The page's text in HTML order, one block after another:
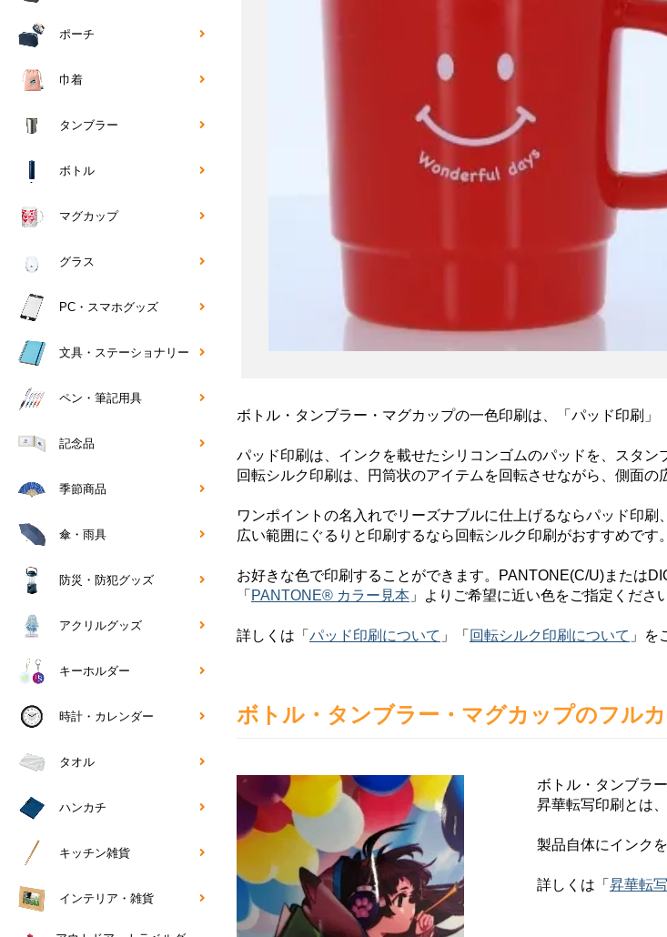
ポーチ
巾着
タンブラー
ボトル
マグカップ
グラス
PC・スマホグッズ
文具・ステーショナリー
ペン・筆記用具
記念品
季節商品
傘・雨具
防災・防犯グッズ
アクリルグッズ
キーホルダー
時計・カレンダー
タオル
ハンカチ
キッチン雑貨
インテリア・雑貨
ボトル・タンブラー・マグカップの一色印刷は、「パッド印刷」
パッド印刷は、インクを載せたシリコンゴムのパッドを、スタン
回転シルク印刷は、円筒状のアイテムを回転させながら、側面の
ワンポイントの名入れでリーズナブルに仕上げるならパッド印刷、
広い範囲にぐるりと印刷するなら回転シルク印刷がおすすめです。
お好きな色で印刷することができます。PANTONE(C/U)または
「 PANTONE® カラー見本 」よりご希望に近い色をご指定ください
詳しくは「 パッド印刷について 」「 回転シルク印刷について 」を
ボトル・タンブラー・マグカップのフル
ボトル・タンブラ
昇華転写印刷とは
製品自体にインク
詳しくは「 昇華転